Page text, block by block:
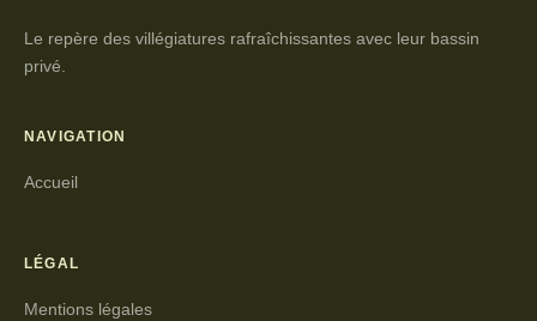
Le repère des villégiatures rafraîchissantes avec leur bassin
privé.
NAVIGATION
Accueil
LÉGAL
Mentions légales